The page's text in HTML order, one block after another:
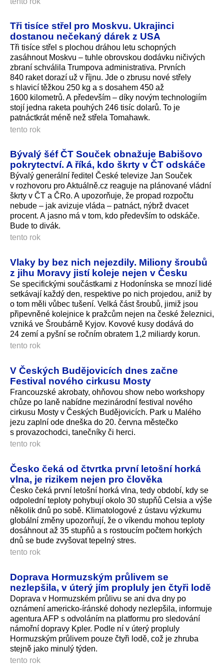
Tři tisíce střel pro Moskvu. Ukrajinci
dostanou nečekaný dárek z USA
Tři tisíce střel s plochou dráhou letu schopných
zasáhnout Moskvu – tuhle obrovskou dodávku ničivých
zbraní schválila Trumpova administrativa. Prvních
840 raket dorazí už v říjnu. Jde o zbrusu nové střely
s hlavicí těžkou 250 kg a s dosahem 450 až
1600 kilometrů. A především – díky novým technologiím
stojí jedna raketa pouhých 246 tisíc dolarů. To je
patnáctkrát méně než střela Tomahawk.
tento rok
Bývalý šéf ČT Souček obnažuje Babišovo
pokrytectví. A říká, kdo škrty v ČT odskáče
Bývalý generální ředitel České televize Jan Souček
v rozhovoru pro Aktuálně.cz reaguje na plánované vládní
škrty v ČT a ČRo. A upozorňuje, že propad rozpočtu
nebude – jak avizuje vláda – patnáct, nýbrž dvacet
procent. A jasno má v tom, kdo především to odskáče.
Bude to divák.
tento rok
Vlaky by bez nich nejezdily. Miliony šroubů
z jihu Moravy jistí koleje nejen v Česku
Se specifickými součástkami z Hodonínska se mnozí lidé
setkávají každý den, respektive po nich projedou, aniž by
o tom měli vůbec tušení. Velká část šroubů, jimiž jsou
připevněné kolejnice k pražcům nejen na české železnici,
vzniká ve Šroubárně Kyjov. Kovové kusy dodává do
24 zemí a pyšní se ročním obratem 1,2 miliardy korun.
tento rok
V Českých Budějovicích dnes začne
Festival nového cirkusu Mosty
Francouzské akrobaty, ohňovou show nebo workshopy
chůze po laně nabídne mezinárodní festival nového
cirkusu Mosty v Českých Budějovicích. Park u Malého
jezu zaplní ode dneška do 20. června městečko
s provazochodci, tanečníky či herci.
tento rok
Česko čeká od čtvrtka první letošní horká
vlna, je rizikem nejen pro člověka
Česko čeká první letošní horká vlna, tedy období, kdy se
odpolední teploty pohybují okolo 30 stupňů Celsia a výše
několik dnů po sobě. Klimatologové z ústavu výzkumu
globální změny upozorňují, že o víkendu mohou teploty
dosáhnout až 35 stupňů a s rostoucím počtem horkých
dnů se bude zvyšovat tepelný stres.
tento rok
Doprava Hormuzským průlivem se
nezlepšila, v úterý jím propluly jen čtyři lodě
Doprava v Hormuzském průlivu se ani dva dny po
oznámení americko-íránské dohody nezlepšila, informuje
agentura AFP s odvoláním na platformu pro sledování
námořní dopravy Kpler. Podle ní v úterý propluly
Hormuzským průlivem pouze čtyři lodě, což je zhruba
stejně jako minulý týden.
tento rok